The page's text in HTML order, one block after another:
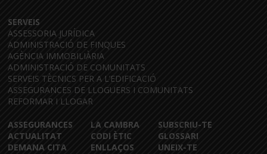
SERVEIS
ASSESSORIA JURÍDICA
ADMINISTRACIÓ DE FINQUES
AGÈNCIA IMMOBILIÀRIA
ADMINISTRACIÓ DE COMUNITATS
SERVEIS TÈCNICS PER A L’EDIFICACIÓ
ASSEGURANCES DE LLOGUERS I COMUNITATS
REFORMAR I LLOGAR
ASSEGURANCES
ACTUALITAT
DEMANA CITA
LA CAMBRA
CODI ÈTIC
ENLLAÇOS
SUBSCRIU-TE
GLOSSARI
UNEIX-TE